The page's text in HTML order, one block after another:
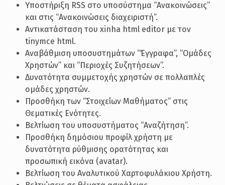
Υποστήριξη RSS στο υποσύστημα “Ανακοινώσεις”
και στις “Ανακοινώσεις διαχειριστή”.
Αντικατάσταση του xinha html editor με τον
tinymce html.
Αναβάθμιση υποσυστημάτων “Έγγραφα”, “Ομάδες
Χρηστών” και “Περιοχές Συζητήσεων”.
Δυνατότητα συμμετοχής χρηστών σε πολλαπλές
ομάδες χρηστών.
Προσθήκη των “Στοιχείων Μαθήματος” στις
Θεματικές Ενότητες.
Βελτίωση του υποσυστήματος “Αναζήτηση”.
Προσθήκη δημόσιου προφίλ χρήστη με
δυνατότητα ρύθμισης ορατότητας και
προσωπική εικόνα (avatar).
Βελτίωση του Αναλυτικού Χαρτοφυλάκιου Χρήστη.